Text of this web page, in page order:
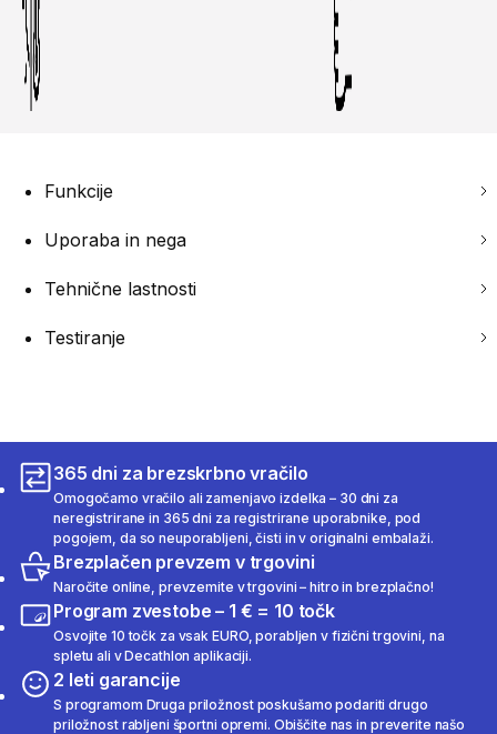
Funkcije
Uporaba in nega
Tehnične lastnosti
Testiranje
365 dni za brezskrbno vračilo
Omogočamo vračilo ali zamenjavo izdelka – 30 dni za
neregistrirane in 365 dni za registrirane uporabnike, pod
pogojem, da so neuporabljeni, čisti in v originalni embalaži.
Brezplačen prevzem v trgovini
Naročite online, prevzemite v trgovini – hitro in brezplačno!
Program zvestobe – 1 € = 10 točk
Osvojite 10 točk za vsak EURO, porabljen v fizični trgovini, na
spletu ali v Decathlon aplikaciji.
2 leti garancije
S programom Druga priložnost poskušamo podariti drugo
priložnost rabljeni športni opremi. Obiščite nas in preverite našo